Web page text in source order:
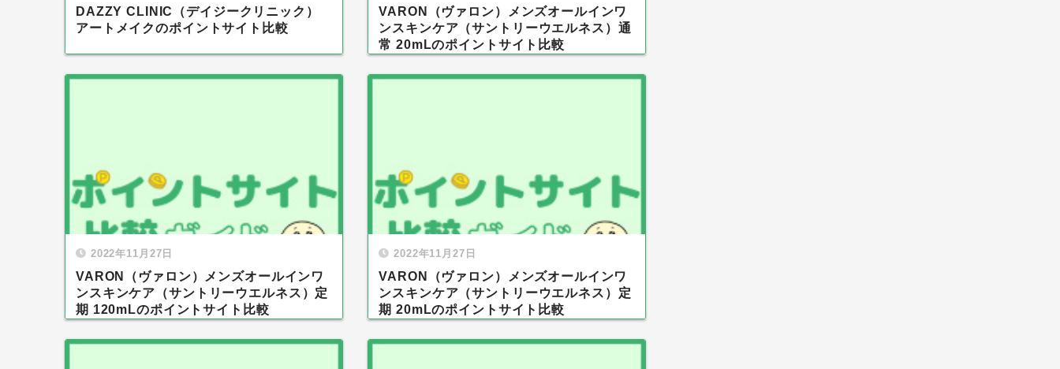
DAZZY CLINIC（デイジークリニック）
アートメイクのポイントサイト比較
VARON（ヴァロン）メンズオールインワ
ンスキンケア（サントリーウエルネス）通
常 20mLのポイントサイト比較
2022年11月27日
VARON（ヴァロン）メンズオールインワ
ンスキンケア（サントリーウエルネス）定
期 120mLのポイントサイト比較
2022年11月27日
VARON（ヴァロン）メンズオールインワ
ンスキンケア（サントリーウエルネス）定
期 20mLのポイントサイト比較